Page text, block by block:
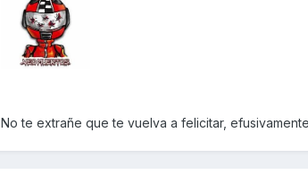
No te extrañe que te vuelva a felicitar,